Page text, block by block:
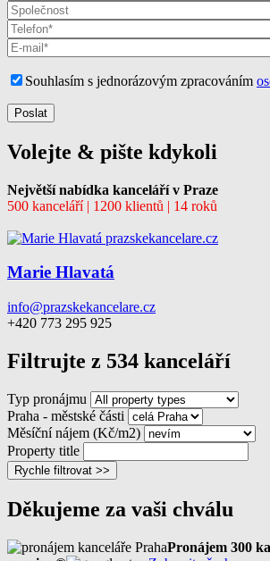
Souhlasím s jednorázovým zpracováním
Volejte & pište kdykoli
Největší nabídka kanceláří v Praze
500 kanceláří | 1200 klientů | 14 roků
Marie Hlavatá
info@prazskekancelare.cz
+420 773 295 925
Filtrujte z 534 kanceláří
Typ pronájmu
Praha - městské části
Měsíční nájem (Kč/m2)
Property title
Rychle filtrovat >>
Děkujeme za vaši chválu
Pronájem 300